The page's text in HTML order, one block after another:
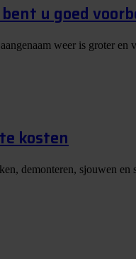
u goed
weer is groter en
kosten
demonteren, sjouwen